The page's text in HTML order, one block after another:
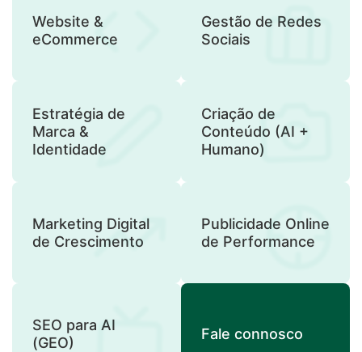
Website &
eCommerce
Gestão de Redes
Sociais
Estratégia de
Marca &
Identidade
Criação de
Conteúdo (AI +
Humano)
Marketing Digital
de Crescimento
Publicidade Online
de Performance
SEO para AI
(GEO)
Fale connosco